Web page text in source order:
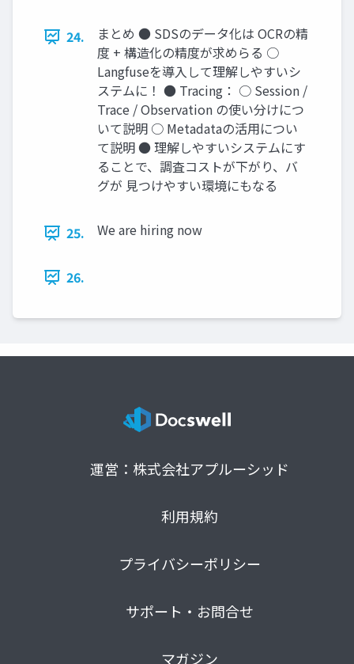
24.
まとめ ● SDSのデータ化は OCRの精
度 + 構造化の精度が求めらる ○
Langfuseを導入して理解しやすいシ
ステムに！ ● Tracing： ○ Session /
Trace / Observation の使い分けにつ
いて説明 ○ Metadataの活用につい
て説明 ● 理解しやすいシステムにす
ることで、調査コストが下がり、バ
グが 見つけやすい環境にもなる
25. We are hiring now
26.
運営：株式会社アプルーシッド
利用規約
プライバシーポリシー
サポート・お問合せ
マガジン